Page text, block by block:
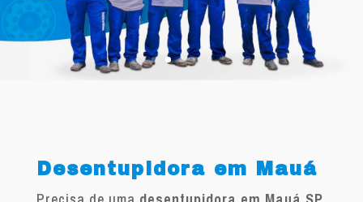
Desentupidora em Mauá